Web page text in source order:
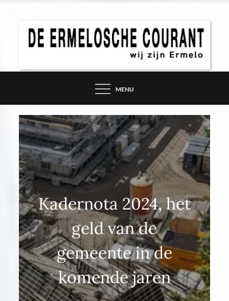
DE ERMELOSCHE
COURANT – WIJ ZIJN
ERMELO
MENU
Kadernota 2024, het
geld van de
gemeente in de
komende jaren